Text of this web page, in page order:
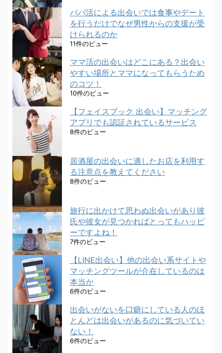
パパ活による出会いでは食事やデート
を行うだけでなぜ男性からの支援が受
けられるのか
11件のビュー
ママ活の出会いはどこにある？出会い
やすい場所とママになってもらうため
のコツ！
10件のビュー
【フェイスブック 出会い】マッチング
アプリでも認証されているサービス
8件のビュー
居酒屋の出会いに適したお店を利用す
る注意点を教えてください
8件のビュー
旅行に出かけて思わぬ出会いがあり彼
氏や彼女が見つかればとってもハッピ
ーですよね！
7件のビュー
【LINE出会い】他の出会い系サイトや
マッチングツールが介在しているのは
本当か
6件のビュー
出会いがないを口癖にしている人のほ
とんどは出会いがあるのに気づいてい
ない！
6件のビュー